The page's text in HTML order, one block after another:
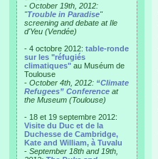
- October 19th, 2012:
"Trouble in Paradise"
screening and debate at Ile
d'Yeu (Vendée)
- 4 octobre 2012: table-ronde
sur les "réfugiés
climatiques" au Muséum de
Toulouse
- October 4th, 2012: “Climate
Refugees” Conference at
the Museum (Toulouse)
- 18 et 19 septembre 2012:
Visite du Duc et de la
Duchesse de Cambridge,
Kate and William, à Tuvalu
- September 18th and 19th,